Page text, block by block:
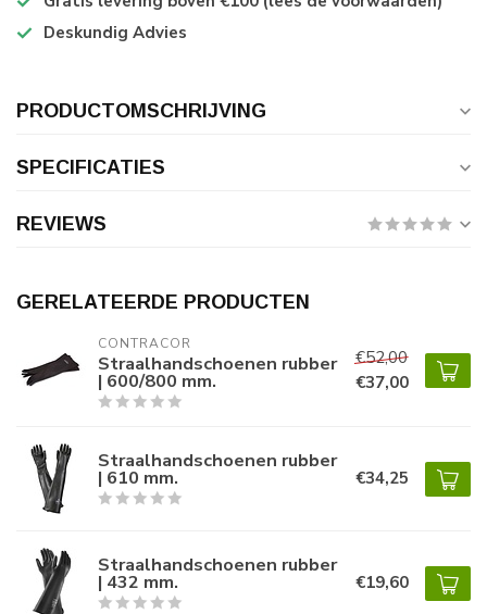
Deskundig Advies
PRODUCTOMSCHRIJVING
SPECIFICATIES
REVIEWS
GERELATEERDE PRODUCTEN
CONTRACOR
Straalhandschoenen rubber
| 600/800 mm.
€52,00
€37,00
Straalhandschoenen rubber
| 610 mm. €34,25
Straalhandschoenen rubber
| 432 mm. €19,60